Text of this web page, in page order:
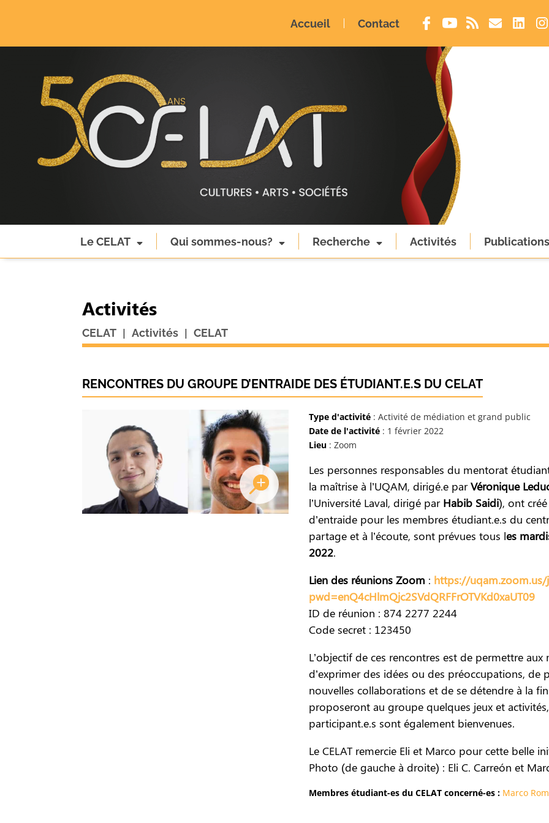
Accueil Contact
Le CELAT Qui sommes-nous? Recherche Activités Publications
Activités
CELAT | Activités | CELAT
RENCONTRES DU GROUPE D’ENTRAIDE DES ÉTUDIANT.E.S DU CELAT
Type d'activité: Activité de médiation et grand public
Date de l'activité: 1 février 2022
Lieu: Zoom
Les personnes responsables du mentorat
la maîtrise à l’UQAM, dirigé.e parVéronique
l’Université Laval, dirigé par Habib Saidi), ont
d’entraide pour les membres étudiant.e.s du
partage et à l’écoute, sont prévues tous les
2022.
Lien des réunions Zoom : https://
pwd=enQ4cHlmQjc2SVdQRFFrOTVKd0xaUT09
ID de réunion : 874 2277 2244
Code secret : 123450
L’objectif de ces rencontres est de permettre aux
d’exprimer des idées ou des préoccupations,
nouvelles collaborations et de se détendre à la
proposeront au groupe quelques jeux et
participant.e.s sont également bienvenues.
Le CELAT remercie Eli et Marco pour cette belle
Photo (de gauche à droite) : Eli C. Carreón et
Membres étudiant-es du CELAT concerné-es : Marco